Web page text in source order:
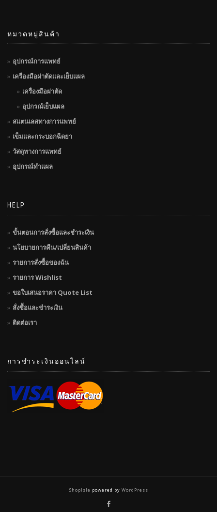
หมวดหมู่สินค้า
อุปกรณ์การแพทย์
เครื่องมือผ่าตัดและเย็บแผล
เครื่องมือผ่าตัด
อุปกรณ์เย็บแผล
สแตนเลสทางการแพทย์
เข็มและกระบอกฉีดยา
วัสดุทางการแพทย์
อุปกรณ์ทำแผล
HELP
ขั้นตอนการสั่งซื้อและชำระเงิน
นโยบายการคืน/เปลี่ยนสินค้า
รายการสั่งซื้อของฉัน
รายการ Wishlist
ขอใบเสนอราคา Quote List
สั่งซื้อและชำระเงิน
ติดต่อเรา
การชำระเงินออนไลน์
ShopIsle powered by WordPress